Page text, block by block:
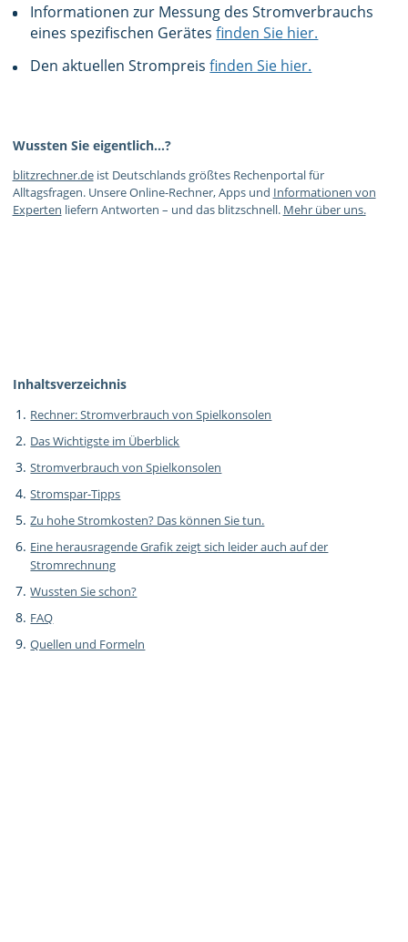
Informationen zur Messung des Stromverbrauchs
eines spezifischen Gerätesfinden Sie hier.
Den aktuellen Strompreisfinden Sie hier.
Wussten Sie eigentlich…?
blitzrechner.deist Deutschlands größtes Rechenportal für
Alltagsfragen. Unsere Online-Rechner, Apps und Informationen von
Experten liefern Antworten – und das blitzschnell. Mehr über uns.
Inhaltsverzeichnis
Rechner: Stromverbrauch von Spielkonsolen
Das Wichtigste im Überblick
Stromverbrauch von Spielkonsolen
Stromspar-Tipps
Zu hohe Stromkosten? Das können Sie tun.
Eine herausragende Grafik zeigt sich leider auch auf der
Stromrechnung
Wussten Sie schon?
FAQ
Quellen und Formeln